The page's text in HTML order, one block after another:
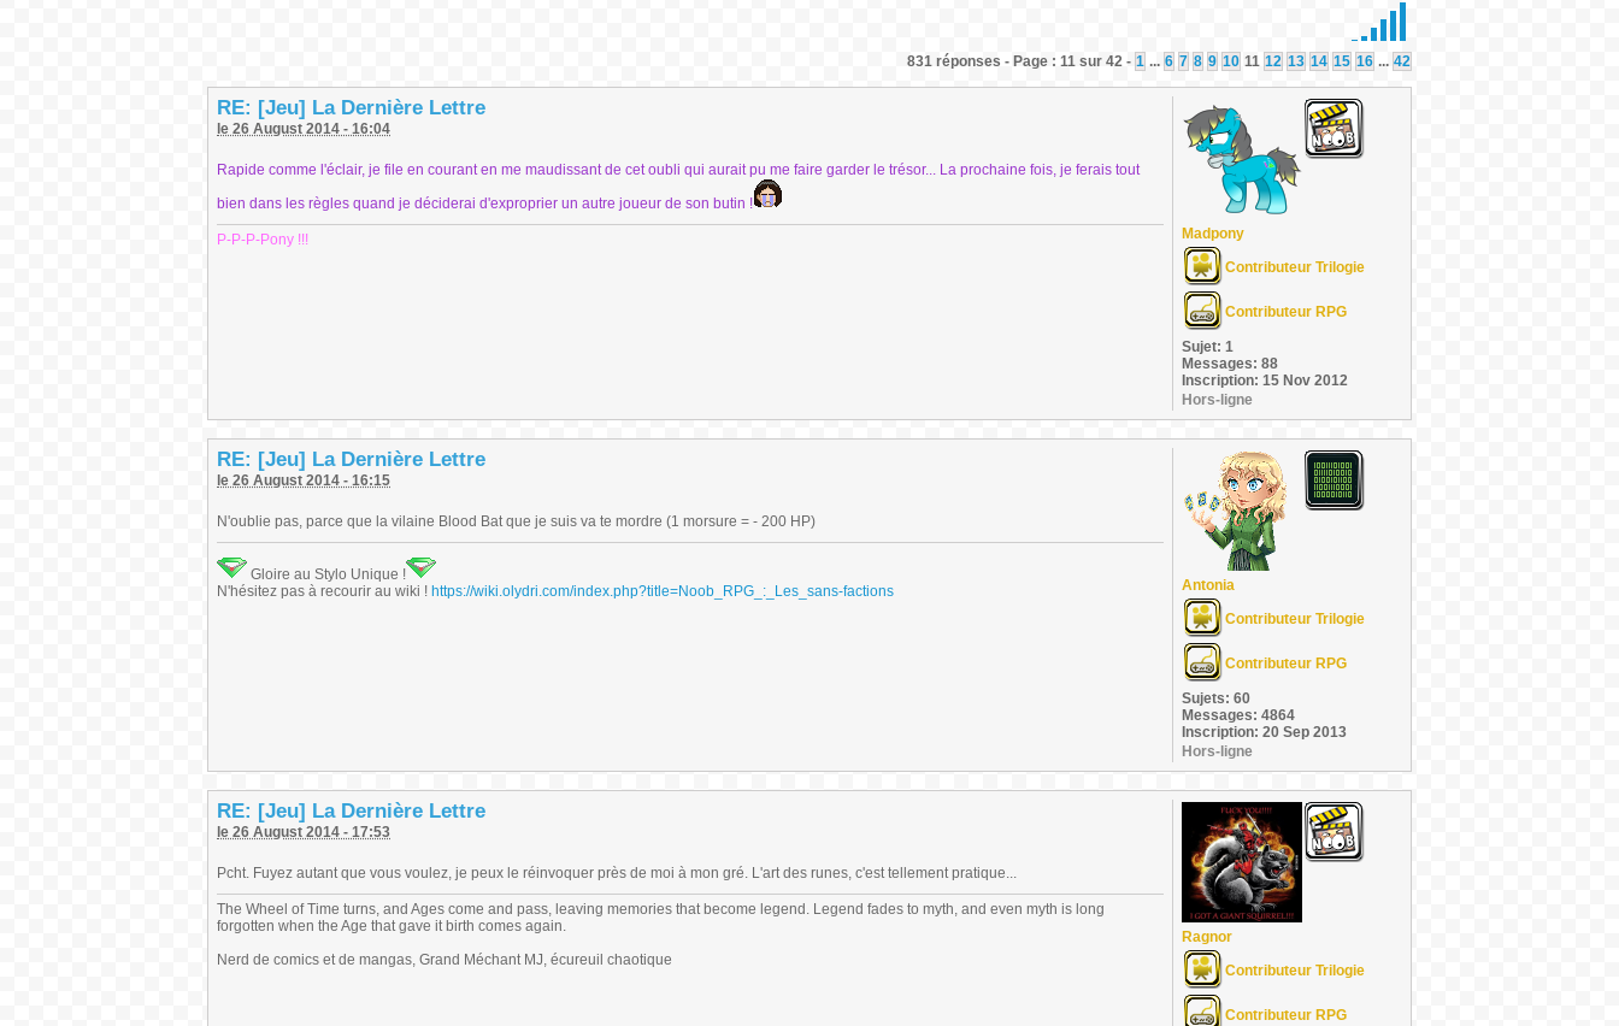
831 réponses - Page : 11 sur 42 - 1 ... 6 7 8 9 10 11 12 13 14 15 16 ... 42
RE: [Jeu] La Dernière Lettre
le 26 August 2014 - 16:04
Rapide comme l'éclair, je file en courant en me maudissant de cet oubli qui aurait pu me faire garder le trésor... La prochaine fois, je ferais tout
bien dans les règles quand je déciderai d'exproprier un autre joueur de son butin !
P-P-P-Pony !!!
Madpony
Contributeur Trilogie
Contributeur RPG
Sujet: 1
Messages: 88
Inscription: 15 Nov 2012
Hors-ligne
RE: [Jeu] La Dernière Lettre
le 26 August 2014 - 16:15
N'oublie pas, parce que la vilaine Blood Bat que je suis va te mordre (1 morsure = - 200 HP)
Gloire au Stylo Unique !
N'hésitez pas à recourir au wiki ! https://wiki.olydri.com/index.php?title=Noob_RPG_:_Les_sans-factions
Antonia
Contributeur Trilogie
Contributeur RPG
Sujets: 60
Messages: 4864
Inscription: 20 Sep 2013
Hors-ligne
RE: [Jeu] La Dernière Lettre
le 26 August 2014 - 17:53
Pcht. Fuyez autant que vous voulez, je peux le réinvoquer près de moi à mon gré. L'art des runes, c'est tellement pratique...
The Wheel of Time turns, and Ages come and pass, leaving memories that become legend. Legend fades to myth, and even myth is long
forgotten when the Age that gave it birth comes again.
Nerd de comics et de mangas, Grand Méchant MJ, écureuil chaotique
Ragnor
Contributeur Trilogie
Contributeur RPG